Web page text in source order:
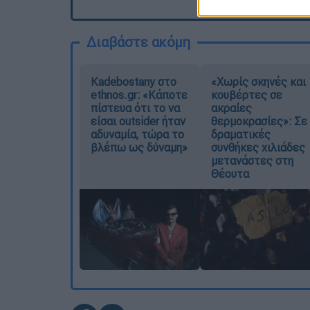
Διαβάστε ακόμη
Kadebostany στο
ethnos.gr: «Κάποτε
πίστευα ότι το να
είσαι outsider ήταν
αδυναμία, τώρα το
βλέπω ως δύναμη»
«Χωρίς σκηνές και
κουβέρτες σε
ακραίες
θερμοκρασίες»: Σε
δραματικές
συνθήκες χιλιάδες
μετανάστες στη
Θέουτα